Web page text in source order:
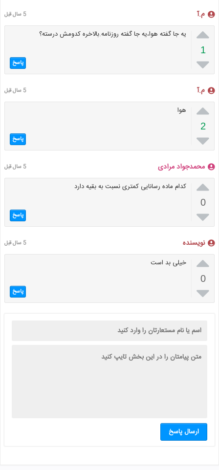
م.آ 5 سال قبل

1

یه جا گفته هوا،یه جا گفته روزنامه.بالاخره کدومش درسته؟
پاسخ
م.آ 5 سال قبل

2

هوا
پاسخ
محمدجواد مرادی 5 سال قبل

0

کدام ماده رسانایی کمتری نسبت به بقیه دارد
پاسخ
نویسنده 5 سال قبل

0

خیلی بد است
پاسخ
ارسال پاسخ